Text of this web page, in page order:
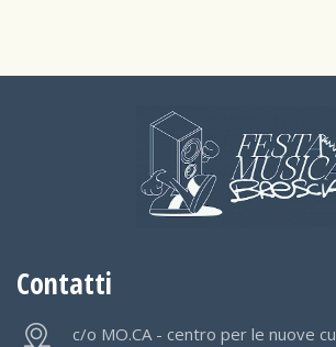
Contatti
c/o MO.CA - centro per le nuove